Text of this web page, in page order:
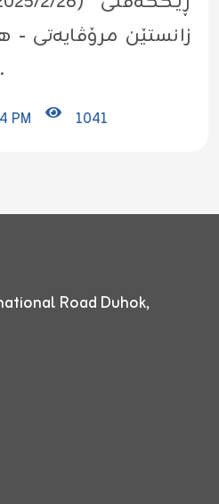
زانستێن مرۆڤایەتی -
هێتە پێشکێشکرن.
PM 1041
Road Duhok,